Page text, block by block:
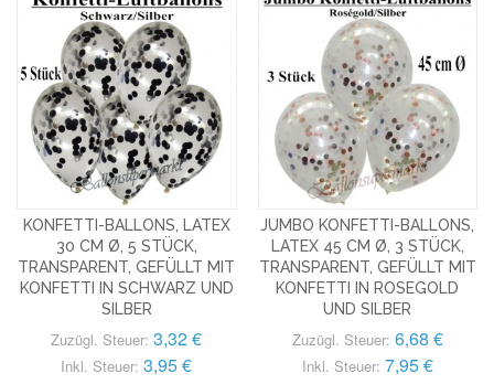
KONFETTI-BALLONS, LATEX
30 CM Ø, 5 STÜCK,
TRANSPARENT, GEFÜLLT MIT
KONFETTI IN SCHWARZ UND
SILBER
Zuzügl. Steuer: 3,32 €
Inkl. Steuer: 3,95 €
JUMBO KONFETTI-BALLONS,
LATEX 45 CM Ø, 3 STÜCK,
TRANSPARENT, GEFÜLLT MIT
KONFETTI IN ROSEGOLD
UND SILBER
Zuzügl. Steuer: 6,68 €
Inkl. Steuer: 7,95 €